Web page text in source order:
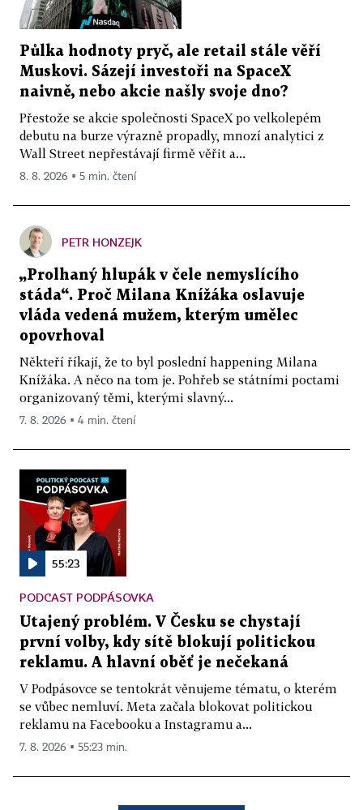
Půlka hodnoty pryč, ale retail stále věří
Muskovi. Sázejí investoři na SpaceX
naivně, nebo akcie našly svoje dno?
Přestože se akcie společnosti SpaceX po velkolepém
debutu na burze výrazně propadly, mnozí analytici z
Wall Street nepřestávají firmě věřit a...
8. 8. 2026 ▪ 5 min. čtení
PETR HONZEJK
„Prolhaný hlupák v čele nemyslícího
stáda“. Proč Milana Knížáka oslavuje
vláda vedená mužem, kterým umělec
opovrhoval
Někteří říkají, že to byl poslední happening Milana
Knížáka. A něco na tom je. Pohřeb se státními poctami
organizovaný těmi, kterými slavný...
7. 8. 2026 ▪ 4 min. čtení
55:23
PODCAST PODPÁSOVKA
Utajený problém. V Česku se chystají
první volby, kdy sítě blokují politickou
reklamu. A hlavní oběť je nečekaná
V Podpásovce se tentokrát věnujeme tématu, o kterém
se vůbec nemluví. Meta začala blokovat politickou
reklamu na Facebooku a Instagramu a...
7. 8. 2026 ▪ 55:23 min.